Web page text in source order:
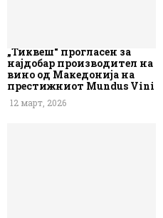
„Тиквеш“ прогласен за
најдобар производител на
вино од Македонија на
престижниот Mundus Vini
12 март, 2026